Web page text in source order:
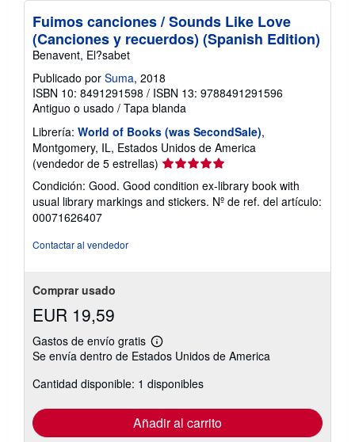
Fuimos canciones / Sounds Like Love
(Canciones y recuerdos) (Spanish Edition)
Benavent, El?sabet
Publicado por Suma, 2018
ISBN 10: 8491291598 / ISBN 13: 9788491291596
Antiguo o usado / Tapa blanda
Librería: World of Books (was SecondSale),
Montgomery, IL, Estados Unidos de America
(vendedor de 5 estrellas) Calificación
vendedor:
5
Condición: Good. Good condition ex-library book with
usual library markings and stickers. Nº de ref. del artículo:
00071626407
Contactar al vendedor
Comprar usado
EUR 19,59
Gastos de envío gratis
Más
información
las
tarifas
envío
Se envía dentro de Estados Unidos de America
Cantidad disponible: 1 disponibles
Añadir al carrito